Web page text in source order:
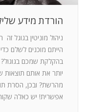
הורדת מידע
ניהול מוניטין בגוגל
הייתם מוכנים לשלם
בהקלקת שמכם
יותר את אותם תוצאות
מהרשת? ובכן, הסרת
אפשרית! יש כאלה